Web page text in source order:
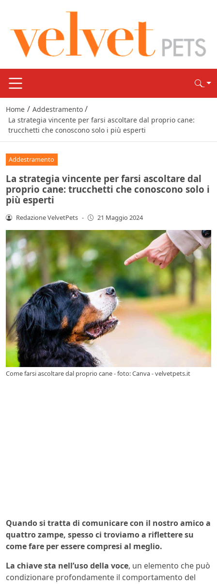
Home / Addestramento /
La strategia vincente per farsi ascoltare dal proprio cane:
trucchetti che conoscono solo i più esperti
Addestramento
La strategia vincente per farsi ascoltare dal
proprio cane: trucchetti che conoscono solo i
più esperti
Redazione VelvetPets - 21 Maggio 2024
Come farsi ascoltare dal proprio cane - foto: Canva - velvetpets.it
Quando si tratta di comunicare con il nostro amico a
quattro zampe, spesso ci troviamo a riflettere su
come fare per essere compresi al meglio.
La chiave sta nell’uso della voce, un elemento che può
condizionare profondamente il comportamento del